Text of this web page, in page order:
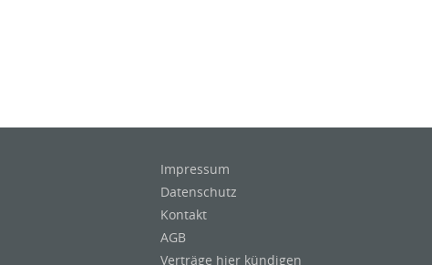
Impressum
Datenschutz
Kontakt
AGB
Verträge hier kündigen